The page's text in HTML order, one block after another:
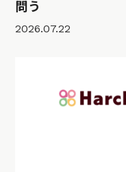
問う
2026.07.22